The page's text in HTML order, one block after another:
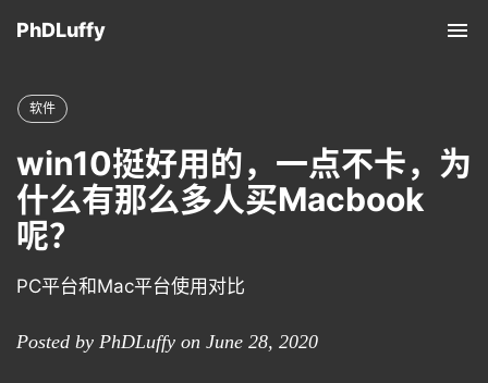
PhDLuffy
软件
win10挺好用的，一点不卡，为
什么有那么多人买Macbook
呢？
PC平台和Mac平台使用对比
Posted by PhDLuffy on June 28, 2020